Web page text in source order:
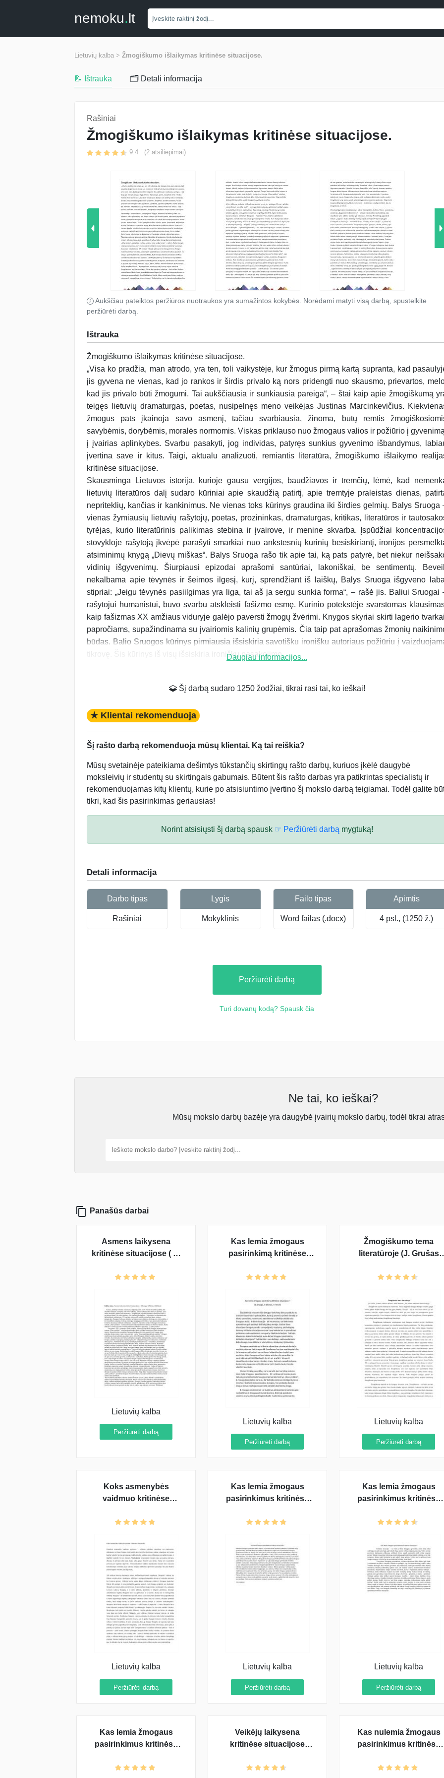
nemoku.lt
Lietuvių kalba > Žmogiškumo išlaikymas kritinėse situacijose.
📝 Ištrauka 🗂️ Detali informacija
Rašiniai
Žmogiškumo išlaikymas kritinėse situacijose.
9.4 (2 atsiliepimai)
Aukščiau pateiktos peržiūros nuotraukos yra sumažintos kokybės. Norėdami matyti visą darbą, spustelkite
peržiūrėti darbą.
Ištrauka
Žmogiškumo išlaikymas kritinėse situacijose.
„Visa ko pradžia, man atrodo, yra ten, toli vaikystėje, kur žmogus pirmą kartą supranta, kad
jis gyvena ne vienas, kad jo rankos ir širdis privalo ką nors pridengti nuo skausmo, prievartos,
kad jis privalo būti žmogumi. Tai aukščiausia ir sunkiausia pareiga“, – štai kaip apie žmogiškumą
teigęs lietuvių dramaturgas, poetas, nusipelnęs meno veikėjas Justinas Marcinkevičius.
žmogus pats įkainoja savo asmenį, tačiau svarbiausia, žinoma, būtų remtis
savybėmis, dorybėmis, moralės normomis. Viskas priklauso nuo žmogaus valios ir požiūrio į
į įvairias aplinkybes. Svarbu pasakyti, jog individas, patyręs sunkius gyvenimo išbandymus,
įvertina save ir kitus. Taigi, aktualu analizuoti, remiantis literatūra, žmogiškumo išlaikymo
kritinėse situacijose.
Skausminga Lietuvos istorija, kurioje gausu vergijos, baudžiavos ir tremčių, lėmė, kad
lietuvių literatūros dalį sudaro kūriniai apie skaudžią patirtį, apie tremtyje praleistas dienas,
nepriteklių, kančias ir kankinimus. Ne vienas toks kūrinys graudina iki širdies gelmių. Balys Sruoga
vienas žymiausių lietuvių rašytojų, poetas, prozininkas, dramaturgas, kritikas, literatūros ir
tyrėjas, kurio literatūrinis palikimas stebina ir įvairove, ir menine skvarba. Įspūdžiai
stovykloje rašytoją įkvėpė parašyti smarkiai nuo ankstesnių kūrinių besiskiriantį, ironijos
atsiminimų knygą „Dievų miškas“. Balys Sruoga rašo tik apie tai, ką pats patyrė, bet niekur
vidinių išgyvenimų. Šiurpiausi epizodai aprašomi santūriai, lakoniškai, be sentimentų.
nekalbama apie tėvynės ir šeimos ilgesį, kurį, sprendžiant iš laiškų, Balys Sruoga išgyveno
stipriai: „Jeigu tėvynės pasiilgimas yra liga, tai aš ja sergu sunkia forma“, – rašė jis. Baliui Sruogai
rašytojui humanistui, buvo svarbu atskleisti fašizmo esmę. Kūrinio potekstėje svarstomas
kaip fašizmas XX amžiaus viduryje galėjo paversti žmogų žvėrimi. Knygos skyriai skirti lagerio
papročiams, supažindinama su įvairiomis kalinių grupėmis. Čia taip pat aprašomas žmonių
būdas. Balio Sruogos kūrinys pirmiausia išsiskiria savotišku ironišku autoriaus požiūriu į
tikrovę. Šis kūrinys iš visų išsiskiria ironišku pasakojimo...
Daugiau informacijos...
Šį darbą sudaro 1250 žodžiai, tikrai rasi tai, ko ieškai!
★ Klientai rekomenduoja
Šį rašto darbą rekomenduoja mūsų klientai. Ką tai reiškia?
Mūsų svetainėje pateikiama dešimtys tūkstančių skirtingų rašto darbų, kuriuos įkėlė daugybė
moksleivių ir studentų su skirtingais gabumais. Būtent šis rašto darbas yra patikrintas specialistų ir
rekomenduojamas kitų klientų, kurie po atsisiuntimo įvertino šį mokslo darbą teigiamai. Todėl galite
tikri, kad šis pasirinkimas geriausias!
Norint atsisiųsti šį darbą spausk ☞ Peržiūrėti darbąmygtuką!
Detali informacija
Darbo tipas
Rašiniai
Lygis
Mokyklinis
Failo tipas
Word failas (.docx)
Apimtis
4 psl., (1250 ž.)
Peržiūrėti darbą
Turi dovanų kodą? Spausk čia
Ne tai, ko ieškai?
Mūsų mokslo darbų bazėje yra daugybė įvairių mokslo darbų, todėl tikrai
Panašūs darbai
Asmens laikysena
kritinėse situacijose ( B.
Biliūnas)
Lietuvių kalba
Peržiūrėti darbą
Kas lemia žmogaus
pasirinkimą kritinėse
Sruoga, V. Krėvė)
Lietuvių kalba
Peržiūrėti darbą
Žmogiškumo tema
literatūroje (J. Grušas
ir M. Hedonas ,,Tas
naktį“)
Lietuvių kalba
Peržiūrėti darbą
Koks asmenybės
vaidmuo kritinėse
Lietuvių kalba
Peržiūrėti darbą
Kas lemia žmogaus
pasirinkimus kritinėse
Lietuvių kalba
Peržiūrėti darbą
Kas lemia žmogaus
pasirinkimus kritinėse
Lietuvių kalba
Peržiūrėti darbą
Kas lemia žmogaus
pasirinkimus kritinėse
Veikėjų laikysena
kritinėse situacijose
Sruoga ir Antanas
Kas nulemia žmogaus
pasirinkimus kritinėse